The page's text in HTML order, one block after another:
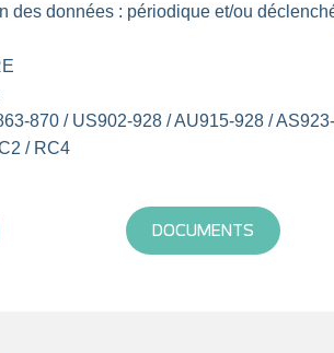
des données : périodique et/ou
870 / US902-928 / AU915-928 /
/ RC4
DOCUMENTS